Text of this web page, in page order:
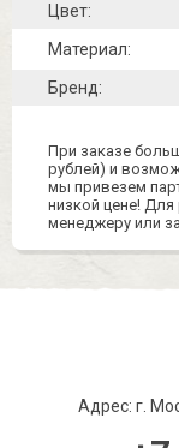
Цвет:
Материал:
Бренд:
При заказе
рублей) и
мы привезем
низкой цене! Для
менеджеру или
Адрес: г.